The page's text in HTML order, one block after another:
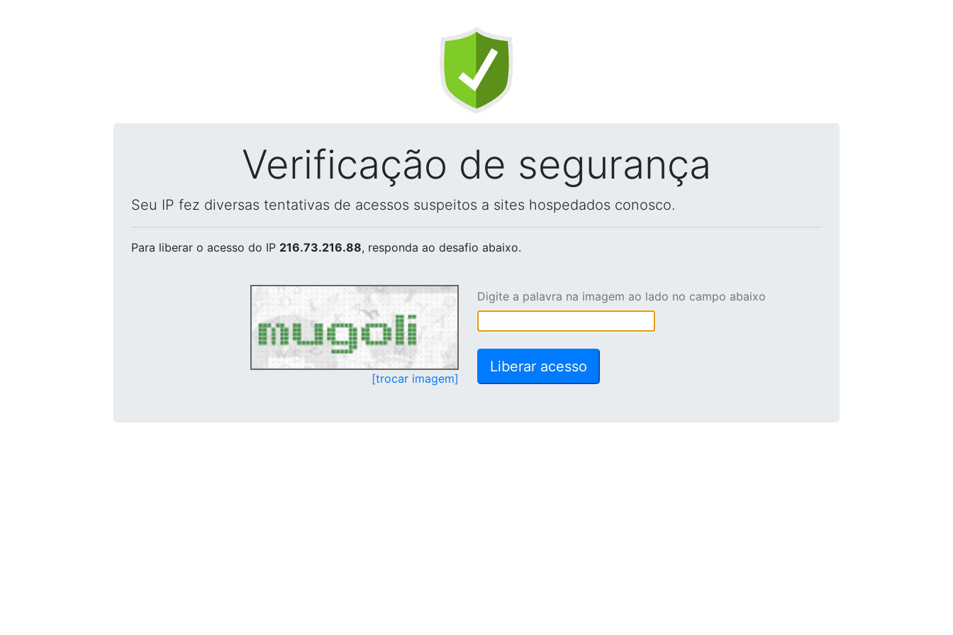
Verificação de segurança
Seu IP fez diversas tentativas de acessos suspeitos a sites hospedados conosco.
Para liberar o acesso do IP 216.73.216.88, responda ao desafio abaixo.
[trocar imagem]
Digite a palavra na imagem ao lado no campo abaixo